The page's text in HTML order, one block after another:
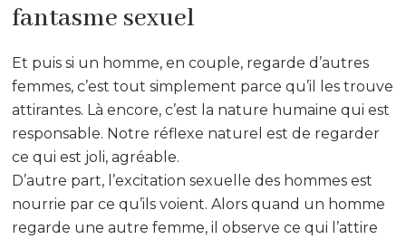
fantasme sexuel
Et puis si un homme, en couple, regarde d’autres
femmes, c’est tout simplement parce qu’il les trouve
attirantes. Là encore, c’est la nature humaine qui est
responsable. Notre réflexe naturel est de regarder
ce qui est joli, agréable.
D’autre part, l’excitation sexuelle des hommes est
nourrie par ce qu’ils voient. Alors quand un homme
regarde une autre femme, il observe ce qui l’attire